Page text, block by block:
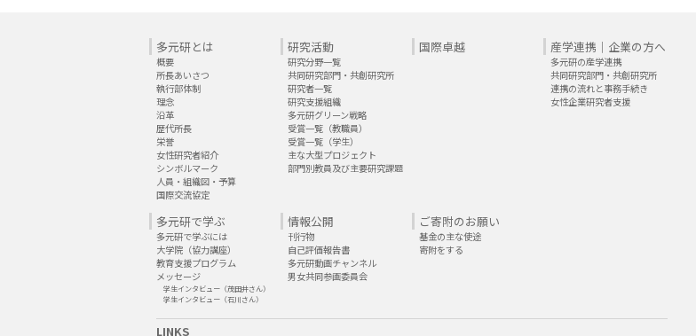
多元研とは
概要
所長あいさつ
執行部体制
理念
沿革
歴代所長
栄誉
女性研究者紹介
シンボルマーク
人員・組織図・予算
国際交流協定
研究活動
研究分野一覧
共同研究部門・共創研究所
研究者一覧
研究支援組織
多元研グリーン戦略
受賞一覧（教職員）
受賞一覧（学生）
主な大型プロジェクト
部門別教員及び主要研究課題
国際卓越 産学連携｜企業の方へ
多元研の産学連携
共同研究部門・共創研究所
連携の流れと事務手続き
女性企業研究者支援
多元研で学ぶ
多元研で学ぶには
大学院（協力講座）
教育支援プログラム
メッセージ
学生インタビュー（茂田井さん）
学生インタビュー（石川さん）
情報公開
刊行物
自己評価報告書
多元研動画チャンネル
男女共同参画委員会
ご寄附のお願い
基金の主な使途
寄附をする
LINKS